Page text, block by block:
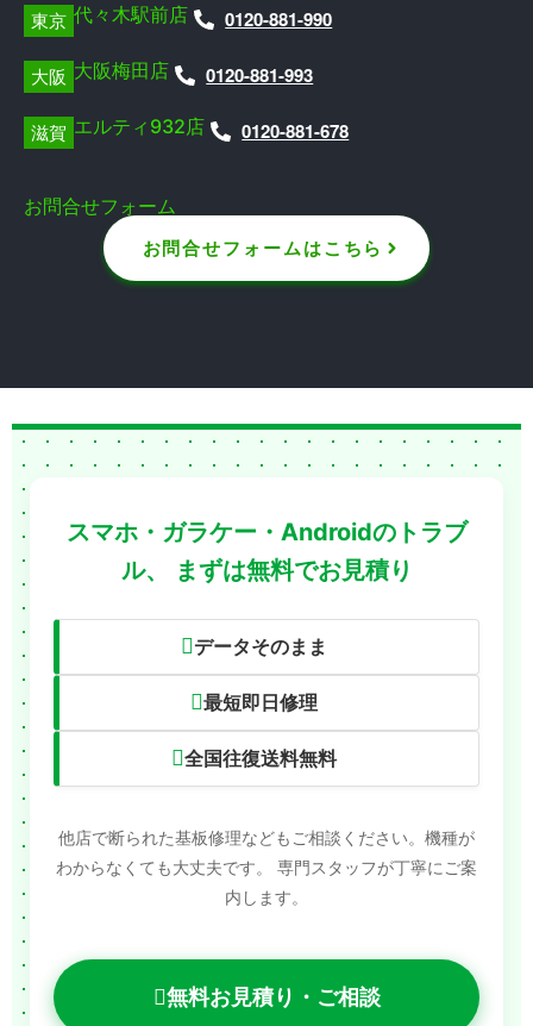
東京 代々木駅前店 0120-881-990
大阪 大阪梅田店 0120-881-993
滋賀 エルティ932店 0120-881-678
お問合せフォーム
お問合せフォームはこちら
スマホ・ガラケー・Androidのトラブ
ル、
まずは無料でお見積り
データそのまま
最短即日修理
全国往復送料無料
他店で断られた基板修理などもご相談ください。機種が
わからなくても大丈夫です。
専門スタッフが丁寧にご案
内します。
無料お見積り・ご相談